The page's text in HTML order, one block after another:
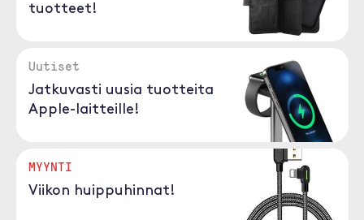
tuotteet!
Uutiset
Jatkuvasti uusia tuotteita
Apple-laitteille!
MYYNTI
Viikon huippuhinnat!